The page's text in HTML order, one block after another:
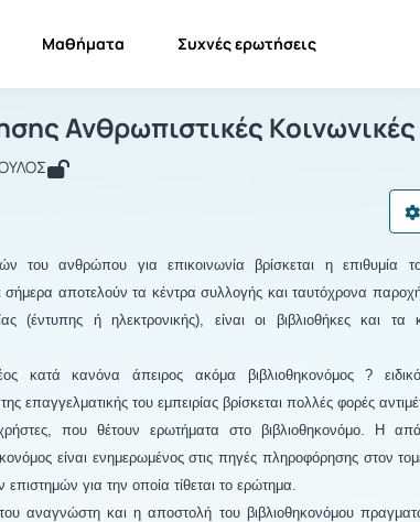
Μαθήματα Συχνές ερωτήσεις
Ανθρωπιστικές
Ανθρωπιστικές
ανθρώπου για επικοινωνία βρίσκεται η επιθυμία
αποτελούν τα κέντρα συλλογής και ταυτόχρονα
(έντυπης ή ηλεκτρονικής), είναι οι βιβλιοθήκες και τα
κατά κανόνα άπειρος ακόμα βιβλιοθηκονόμος ?
επαγγελματικής του εμπειρίας βρίσκεται πολλές φορές
που θέτουν ερωτήματα στο βιβλιοθηκονόμο. Η
είναι ενημερωμένος στις πηγές πληροφόρησης στον
για την οποία τίθεται το ερώτημα.
αναγνώστη και η αποστολή του βιβλιοθηκονόμου